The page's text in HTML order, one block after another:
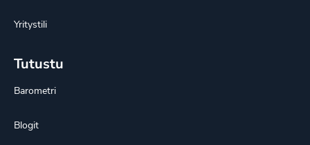
Yritystili
Tutustu
Barometri
Blogit